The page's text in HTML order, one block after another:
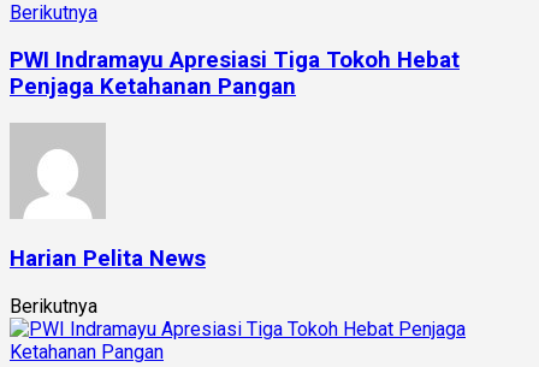
Berikutnya
PWI Indramayu Apresiasi Tiga Tokoh Hebat
Penjaga Ketahanan Pangan
Harian Pelita News
Berikutnya